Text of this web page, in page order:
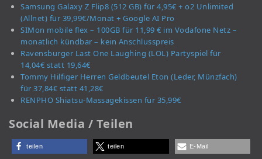
Samsung Galaxy Z Flip8 (512 GB) für 4,95€ + o2 Unlimited
(Allnet) für 39,99€/Monat + Google AI Pro
SIMon mobile flex – 100GB für 11,99 € im Vodafone Netz –
monatlich kündbar – kein Anschlusspreis
Ravensburger Last One Laughing (LOL) Partyspiel für
14,04€ statt 19,64€
Tommy Hilfiger Herren Geldbeutel Eton (Leder, Münzfach)
für 37,84€ statt 41,28€
RENPHO Shiatsu-Massagekissen für 35,99€
Social Media / Teilen
teilen teilen E-Mail